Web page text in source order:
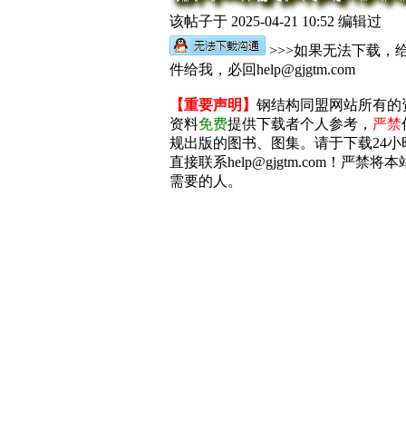
该帖子于 2025-04-21 10:52 编辑过
>>>如果无法下载，
件给我，必回help@gjgtm.com
【重要声明】 钢结构同盟网站所有
资料免费提供下载者个人参考， 严禁
规出版的图书、图集。请于下载24
直接联系help@gjgtm.com！严禁将
需要的人。